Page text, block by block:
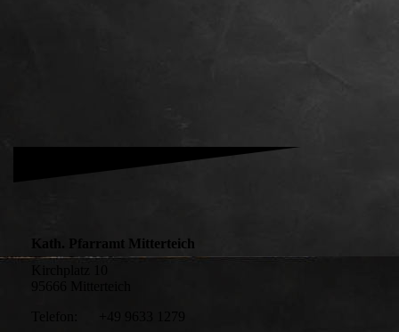
Kath. Pfarramt Mitterteich